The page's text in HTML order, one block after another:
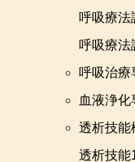
呼吸療法
呼吸療法
呼吸治療
血液浄
透析技能
透析技能